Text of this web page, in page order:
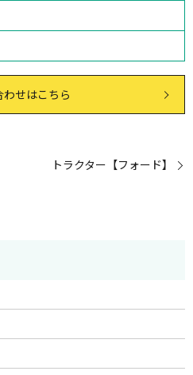
わせはこちら
トラクター【フォード】